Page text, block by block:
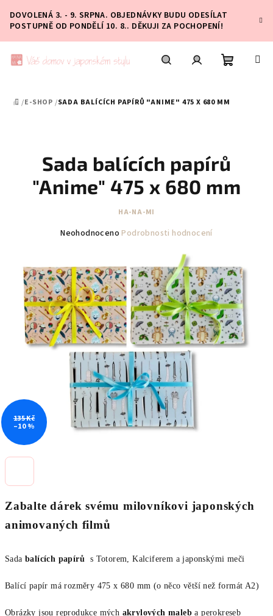
obsah
DOVOLENÁ 3. - 9. SRPNA. OBJEDNÁVKY BUDU ODESÍLAT
POSTUPNĚ OD PONDĚLÍ 10. 8.. DĚKUJI ZA POCHOPENÍ!
DOMŮ
/E-SHOP /SADA BALÍCÍCH PAPÍRŮ "ANIME" 475 X 680 MM
Zabalte dárek svému milovníkovi japonských
animovaných filmů
Sada balících papírů s Totorem, Kalciferem a japonskými meči
Balící papír má rozměry 475 x 680 mm (o něco větší než formát A2)
Obrázky jsou reprodukce mých akrylových maleba perokreseb
Sada balících papírů
"Anime" 475 x 680 mm
HA-NA-MI
Průměrné
je
0,0
z
5
hvězdiček.
Neohodnoceno Podrobnosti hodnocení
135 Kč
–10 %